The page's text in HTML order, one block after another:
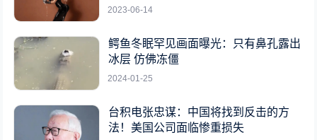
2023-06-14
鳄鱼冬眠罕见画面曝光：只有鼻孔露出
冰层 仿佛冻僵
2024-01-25
台积电张忠谋：中国将找到反击的方
法！美国公司面临惨重损失